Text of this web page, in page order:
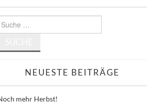
Suche
nach:
NEUESTE BEITRÄGE
mehr Herbst!